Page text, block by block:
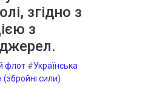
згідно з
з
флот #Українська
(збройні сили)